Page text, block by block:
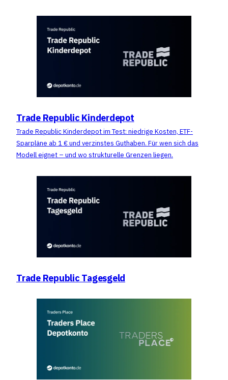
Trade Republic Kinderdepot
Trade Republic Kinderdepot im Test: niedrige Kosten, ETF-
Sparpläne ab 1 € und verzinstes Guthaben. Für wen sich das
Modell eignet – und wo strukturelle Grenzen liegen.
Trade Republic Tagesgeld